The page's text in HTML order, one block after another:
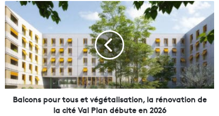
B
a
l
c
o
n
s
p
o
Balcons pour tous et végétalisation, la rénovation de
la cité Val Plan débute en 2026